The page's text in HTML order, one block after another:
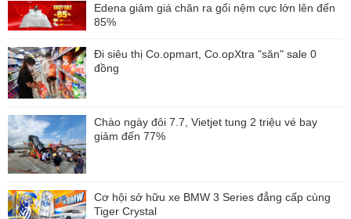
Edena giảm giá chăn ra gối nệm cực lớn lên đến
85%
Đi siêu thị Co.opmart, Co.opXtra "săn" sale 0
đồng
Chào ngày đôi 7.7, Vietjet tung 2 triệu vé bay
giảm đến 77%
Cơ hội sở hữu xe BMW 3 Series đẳng cấp cùng
Tiger Crystal